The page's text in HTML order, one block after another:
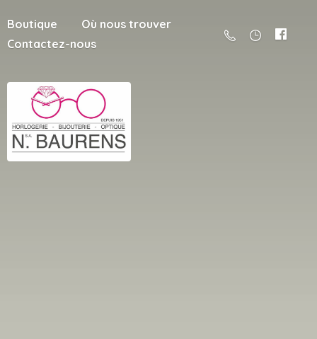
Boutique
Où nous trouver
Contactez-nous